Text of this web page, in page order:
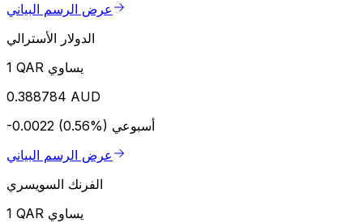
عرض الرسم البياني
الدولار الأسترالي
1 QAR يساوي
0.388784 AUD
-0.0022 (0.56%) أسبوعي
عرض الرسم البياني
الفرنك السويسري
1 QAR يساوي